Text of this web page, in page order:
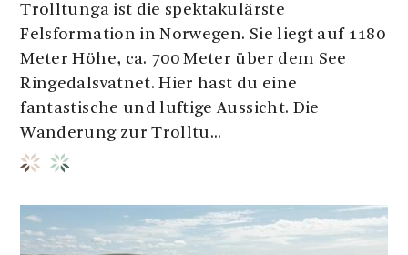
Trolltunga ist die spektakulärste
Felsformation in Norwegen. Sie liegt auf 1180
Meter Höhe, ca. 700 Meter über dem See
Ringedalsvatnet. Hier hast du eine
fantastische und luftige Aussicht. Die
Wanderung zur Trolltu...